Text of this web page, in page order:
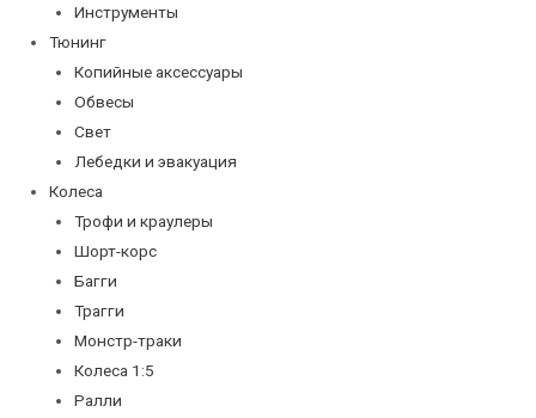
Инструменты
Тюнинг
Копийные аксессуары
Обвесы
Свет
Лебедки и эвакуация
Колеса
Трофи и краулеры
Шорт-корс
Багги
Трагги
Монстр-траки
Колеса 1:5
Ралли